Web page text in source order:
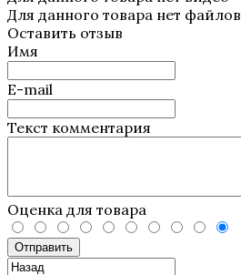
Для данного товара нет файлов
Оставить отзыв
Имя
E-mail
Текст комментария
Оценка для товара
Отправить